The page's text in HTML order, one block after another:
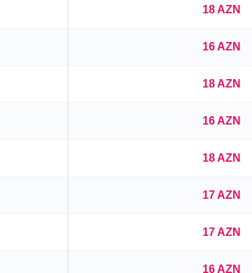
18 AZN
16 AZN
18 AZN
16 AZN
18 AZN
17 AZN
17 AZN
16 AZN